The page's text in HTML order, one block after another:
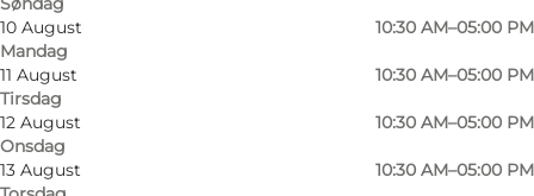
10 August
Mandag
10:30 AM–05:00 PM
11 August
Tirsdag
10:30 AM–05:00 PM
12 August
Onsdag
10:30 AM–05:00 PM
13 August
10:30 AM–05:00 PM